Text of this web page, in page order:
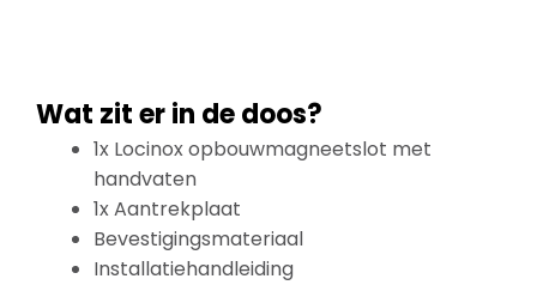
Wat zit er in de doos?
1x Locinox opbouwmagneetslot met
handvaten
1x Aantrekplaat
Bevestigingsmateriaal
Installatiehandleiding